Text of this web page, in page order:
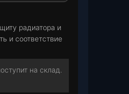
радиатора и
и соответствие
на склад.